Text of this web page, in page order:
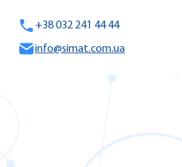
+38 032 241 44 44
info@simat.com.ua